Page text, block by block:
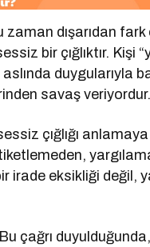
zaman dışarıdan
bir çığlıktır. Kişi
duygularıyla
savaş veriyordur.
çığlığı
irade eksikliği değil,
çağrı